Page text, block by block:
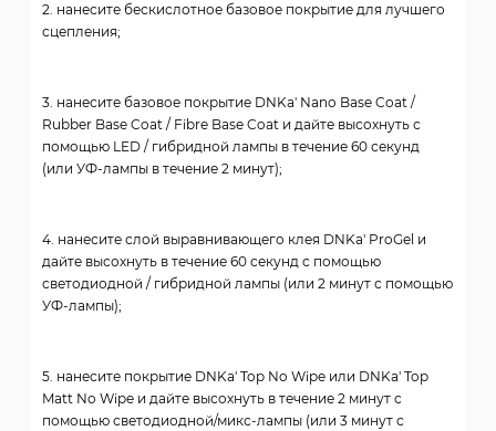
2. нанесите бескислотное базовое покрытие для лучшего
сцепления;
3. нанесите базовое покрытие DNKa' Nano Base Coat /
Rubber Base Coat / Fibre Base Coat и дайте высохнуть с
помощью LED / гибридной лампы в течение 60 секунд
(или УФ-лампы в течение 2 минут);
4. нанесите слой выравнивающего клея DNKa' ProGel и
дайте высохнуть в течение 60 секунд с помощью
светодиодной / гибридной лампы (или 2 минут с помощью
УФ-лампы);
5. нанесите покрытие DNKa' Top No Wipe или DNKa' Top
Matt No Wipe и дайте высохнуть в течение 2 минут с
помощью светодиодной/микс-лампы (или 3 минут с